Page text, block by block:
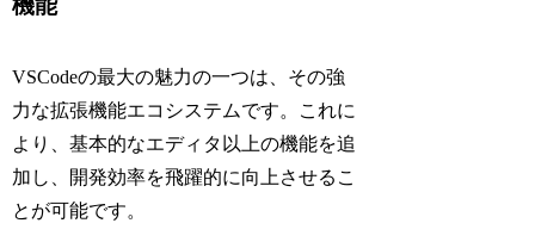
機能
VSCodeの最大の魅力の一つは、その強
力な拡張機能エコシステムです。これに
より、基本的なエディタ以上の機能を追
加し、開発効率を飛躍的に向上させるこ
とが可能です。